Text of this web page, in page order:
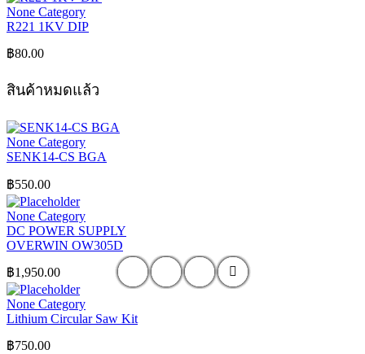
None Category
R221 1KV DIP
฿80.00
สินค้าหมดแล้ว
None Category
SENK14-CS BGA
฿550.00
None Category
DC POWER SUPPLY
OVERWIN OW305D
฿1,950.00
None Category
Lithium Circular Saw Kit
฿750.00